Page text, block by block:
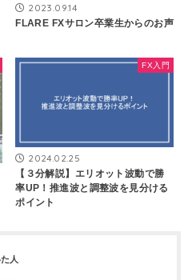
2023.09.14
FLARE FXサロン卒業生からのお声
FX入門
2024.02.25
【３分解説】エリオット波動で勝
率UP！推進波と調整波を見分ける
ポイント